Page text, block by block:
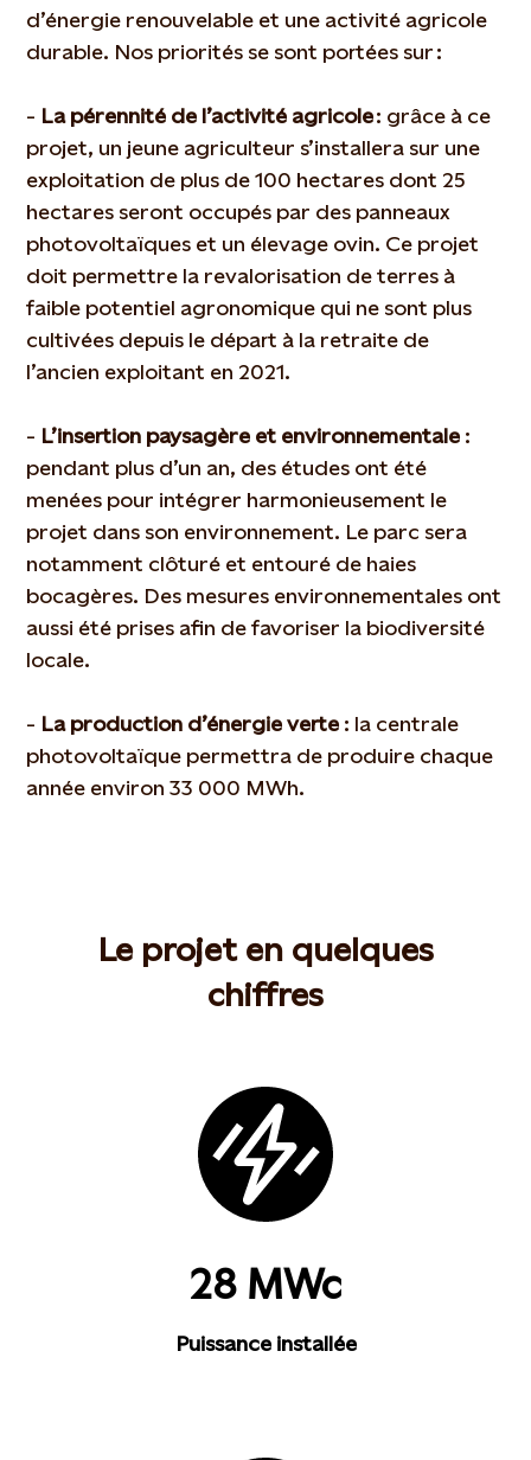
d’énergie renouvelable et une activité agricole
durable. Nos priorités se sont portées sur :
- La pérennité de l’activité agricole: grâce à ce
projet, un jeune agriculteur s’installera sur une
exploitation de plus de 100 hectares dont 25
hectares seront occupés par des panneaux
photovoltaïques et un élevage ovin. Ce projet
doit permettre la revalorisation de terres à
faible potentiel agronomique qui ne sont plus
cultivées depuis le départ à la retraite de
l’ancien exploitant en 2021.
- L’insertion paysagère et environnementale :
pendant plus d’un an, des études ont été
menées pour intégrer harmonieusement le
projet dans son environnement. Le parc sera
notamment clôturé et entouré de haies
bocagères. Des mesures environnementales ont
aussi été prises afin de favoriser la biodiversité
locale.
- La production d’énergie verte : la centrale
photovoltaïque permettra de produire chaque
année environ 33 000 MWh.
Le projet en quelques
chiffres
28 MWc
Puissance installée